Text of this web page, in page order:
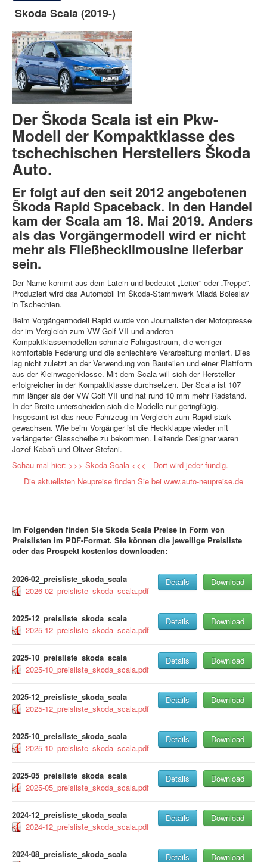
Skoda Scala (2019-)
Der Škoda Scala ist ein Pkw-
Modell der Kompaktklasse des
tschechischen Herstellers Škoda
Auto.
Er folgt auf den seit 2012 angebotenen
Škoda Rapid Spaceback. In den Handel
kam der Scala am 18. Mai 2019. Anders
als das Vorgängermodell wird er nicht
mehr als Fließhecklimousine lieferbar
sein.
Der Name kommt aus dem Latein und bedeutet „Leiter“ oder „Treppe“.
Produziert wird das Automobil im Škoda-Stammwerk Mladá Boleslav
in Tschechien.
Beim Vorgängermodell Rapid wurde von Journalisten der Motorpresse
der im Vergleich zum VW Golf VII und anderen
Kompaktklassemodellen schmale Fahrgastraum, die weniger
komfortable Federung und die schlechtere Verarbeitung moniert. Dies
lag nicht zuletzt an der Verwendung von Bauteilen und einer Plattform
aus der Kleinwagenklasse. Mit dem Scala will sich der Hersteller
erfolgreicher in der Kompaktklasse durchsetzen. Der Scala ist 107
mm länger als der VW Golf VII und hat rund 10 mm mehr Radstand.
In der Breite unterscheiden sich die Modelle nur geringfügig.
Insgesamt ist das neue Fahrzeug im Vergleich zum Rapid stark
gewachsen. Wie beim Vorgänger ist die Heckklappe wieder mit
verlängerter Glasscheibe zu bekommen. Leitende Designer waren
Jozef Kabaň und Oliver Stefani.
Schau mal hier: >>> Skoda Scala <<< - Dort wird jeder fündig.
Die aktuellsten Neupreise finden Sie bei www.auto-neupreise.de
Im Folgenden finden Sie Skoda Scala Preise in Form von
Preislisten im PDF-Format. Sie können die jeweilige Preisliste
oder das Prospekt kostenlos downloaden:
2026-02_preisliste_skoda_scala
2026-02_preisliste_skoda_scala.pdf
Download
Details
2025-12_preisliste_skoda_scala
2025-12_preisliste_skoda_scala.pdf
Download
Details
2025-10_preisliste_skoda_scala
2025-10_preisliste_skoda_scala.pdf
Download
Details
2025-12_preisliste_skoda_scala
2025-12_preisliste_skoda_scala.pdf
Download
Details
2025-10_preisliste_skoda_scala
2025-10_preisliste_skoda_scala.pdf
Download
Details
2025-05_preisliste_skoda_scala
2025-05_preisliste_skoda_scala.pdf
Download
Details
2024-12_preisliste_skoda_scala
2024-12_preisliste_skoda_scala.pdf
Download
Details
2024-08_preisliste_skoda_scala
Download
Details